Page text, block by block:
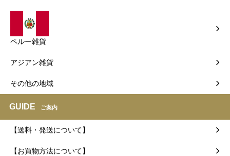
ペルー雑貨
アジアン雑貨
その他の地域
GUIDE ご案内
【送料・発送について】
【お買物方法について】